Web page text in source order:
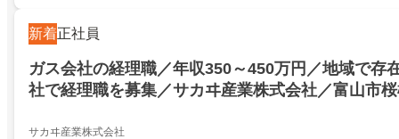
新着正社員
ガス会社の経理職／年収350～450万円／地域で存
社で経理職を募集／サカヰ産業株式会社／富山市
サカヰ産業株式会社